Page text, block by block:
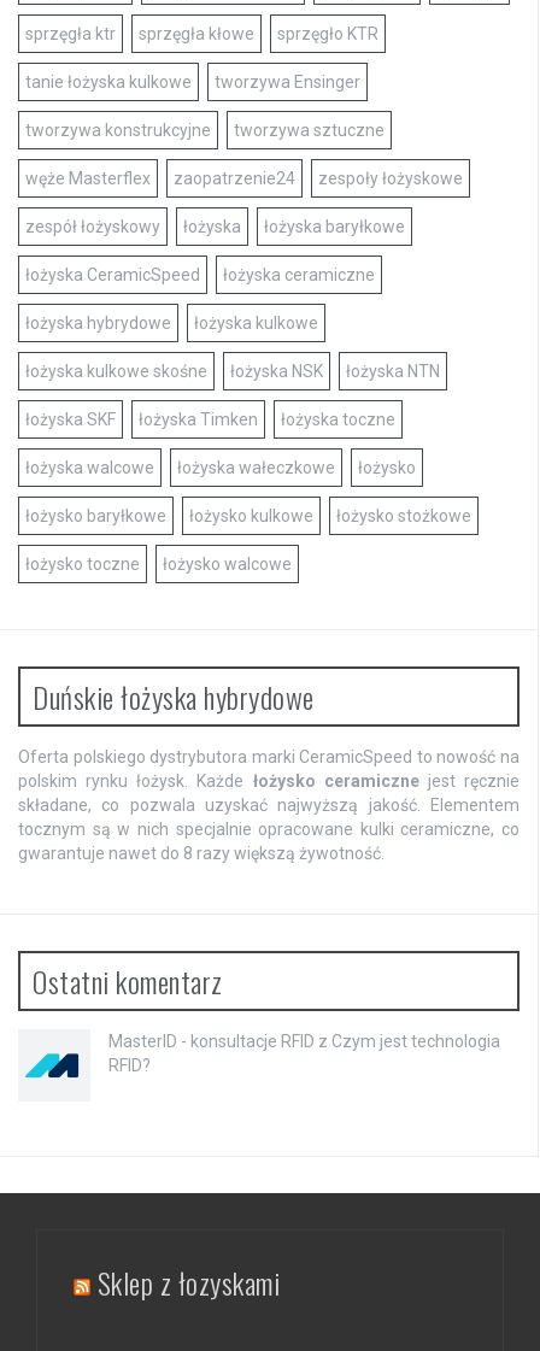
sprzęgła ktr sprzęgła kłowe sprzęgło KTR
tanie łożyska kulkowe tworzywa Ensinger
tworzywa konstrukcyjne tworzywa sztuczne
węże Masterflex zaopatrzenie24 zespoły łożyskowe
zespół łożyskowy łożyska łożyska baryłkowe
łożyska CeramicSpeed łożyska ceramiczne
łożyska hybrydowe łożyska kulkowe
łożyska kulkowe skośne łożyska NSK łożyska NTN
łożyska SKF łożyska Timken łożyska toczne
łożyska walcowe łożyska wałeczkowe łożysko
łożysko baryłkowe łożysko kulkowe łożysko stożkowe
łożysko toczne łożysko walcowe
Duńskie łożyska hybrydowe
Oferta polskiego dystrybutora marki CeramicSpeed to nowość na
polskim rynku łożysk. Każde łożysko ceramicznejest ręcznie
składane, co pozwala uzyskać najwyższą jakość. Elementem
tocznym są w nich specjalnie opracowane kulki ceramiczne, co
gwarantuje nawet do 8 razy większą żywotność.
Ostatni komentarz
MasterID - konsultacje RFID z Czym jest technologia
RFID?
Sklep z łozyskami